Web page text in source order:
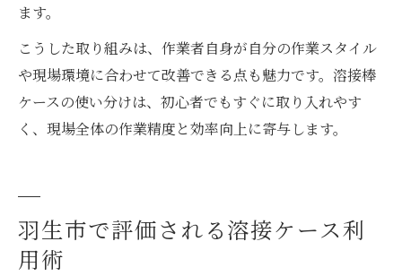
ます。
こうした取り組みは、作業者自身が自分の作業スタイル
や現場環境に合わせて改善できる点も魅力です。溶接棒
ケースの使い分けは、初心者でもすぐに取り入れやす
く、現場全体の作業精度と効率向上に寄与します。
羽生市で評価される溶接ケース利
用術